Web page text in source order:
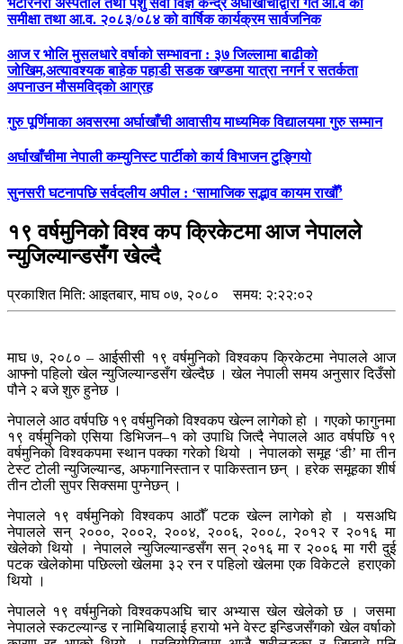
समीक्षा तथा आ.व. २०८३/०८४ को वार्षिक कार्यक्रम सार्वजनिक
आज र भोलि मुसलधारे वर्षाको सम्भावना : ३७ जिल्लामा बाढीको
जोखिम,अत्यावश्यक बाहेक पहाडी सडक खण्डमा यात्रा नगर्न र सतर्कता
अपनाउन मौसमविद्काे आग्रह
गुरु पूर्णिमाका अवसरमा अर्घाखाँची आवासीय माध्यमिक विद्यालयमा गुरु सम्मान
अर्घाखाँचीमा नेपाली कम्युनिस्ट पार्टीको कार्य विभाजन टुङ्गियो
सुनसरी घटनापछि सर्वदलीय अपील : ‘सामाजिक सद्भाव कायम राखौँ’
१९ वर्षमुनिको विश्व कप क्रिकेटमा आज नेपालले
न्युजिल्यान्डसँग खेल्दै
प्रकाशित मिति: आइतबार, माघ ०७, २०८० समय: २:२२:०२
माघ ७, २०८० – आईसीसी १९ वर्षमुनिको विश्वकप क्रिकेटमा नेपालले आज
आफ्नो पहिलो खेल न्युजिल्यान्डसँग खेल्दैछ । खेल नेपाली समय अनुसार दिउँसो
पौने २ बजे शुरु हुनेछ ।
नेपालले आठ वर्षपछि १९ वर्षमुनिको विश्वकप खेल्न लागेको हो । गएको फागुनमा
१९ वर्षमुनिको एसिया डिभिजन–१ को उपाधि जित्दै नेपालले आठ वर्षपछि १९
वर्षमुनिको विश्वकपमा स्थान पक्का गरेको थियो । नेपालको समूह ‘डी’ मा तीन
टेस्ट टोली न्युजिल्यान्ड, अफगानिस्तान र पाकिस्तान छन् । हरेक समूहका शीर्ष
तीन टोली सुपर सिक्समा पुग्नेछन् ।
नेपालले १९ वर्षमुनिकाे विश्वकप आठौँ पटक खेल्न लागेको हो । यसअघि
नेपालले सन् २०००, २००२, २००४, २००६, २००८, २०१२ र २०१६ मा
खेलेको थियो । नेपालले न्युजिल्यान्डसँग सन् २०१६ मा र २००६ मा गरी दुई
पटक खेलेकोमा पछिल्लो खेलमा ३२ रन र पहिलो खेलमा एक विकेटले हराएको
थियो ।
नेपालले १९ वर्षमुनिकाे विश्वकपअघि चार अभ्यास खेल खेलेको छ । जसमा
नेपालले स्कटल्यान्ड र नामिबियालाई हरायो भने वेस्ट इन्डिजसँगको खेल वर्षाको